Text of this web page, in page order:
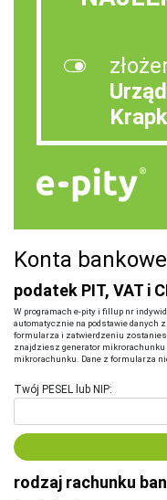
Konta
podatek PIT, VAT i
W programach e-pity i fillup nr
automatycznie na podstawie danych
formularza i zatwierdzeniu
znajdziesz generator mikrorachunku
mikrorachunku. Dane z formularza
Twój PESEL lub NIP:
rodzaj rachunku